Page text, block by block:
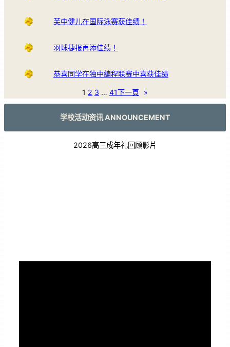
芙中健儿在国际泳赛获佳绩！
羽球捷报再添佳绩！
恭喜同学在独中编程联赛中喜获佳绩
1 2 3 … 41下一頁 »
学校活动资讯 ANNOUNCEMENT
2026高三成年礼回顾影片